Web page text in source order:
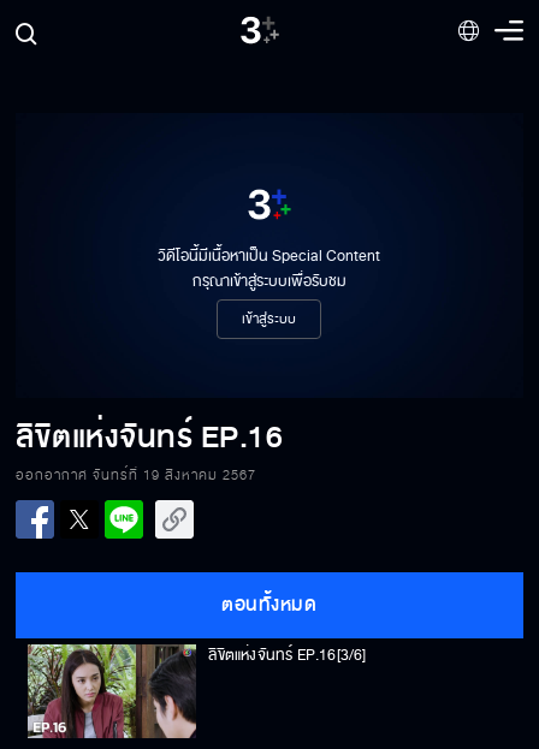
วิดีโอนี้มีเนื้อหาเป็น Special Content
กรุณาเข้าสู่ระบบเพื่อรับชม
เข้าสู่ระบบ
ลิขิตแห่งจันทร์EP.16
ออกอากาศ จันทร์ที่ 19 สิงหาคม 2567
ตอนทั้งหมด
ลิขิตแห่งจันทร์ EP.16[1/6]
ลิขิตแห่งจันทร์ EP.16[3/6]